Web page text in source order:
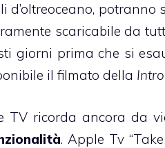
d’oltreoceano,
scaricabile da
giorni prima che si
il filmato della Intro
TV ricorda ancora da
. Apple Tv